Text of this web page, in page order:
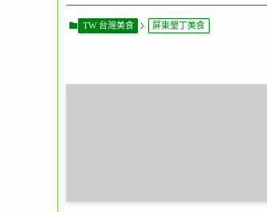
TW 台灣美食 屏東墾丁美食